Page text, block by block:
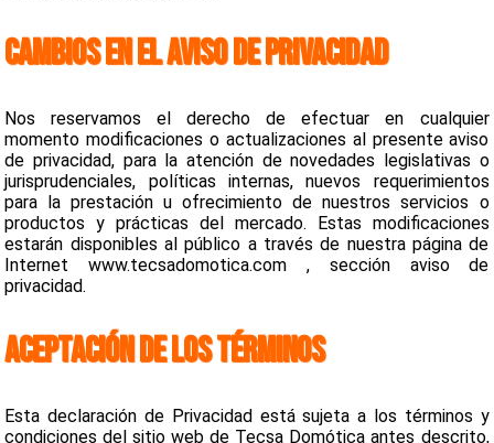
CAMBIOS EN EL AVISO DE PRIVACIDAD
Nos reservamos el derecho de efectuar en cualquier
momento modificaciones o actualizaciones al presente aviso
de privacidad, para la atención de novedades legislativas o
jurisprudenciales, políticas internas, nuevos requerimientos
para la prestación u ofrecimiento de nuestros servicios o
productos y prácticas del mercado. Estas modificaciones
estarán disponibles al público a través de nuestra página de
Internet www.tecsadomotica.com , sección aviso de
privacidad.
ACEPTACIÓN DE LOS TÉRMINOS
Esta declaración de Privacidad está sujeta a los términos y
condiciones del sitio web de Tecsa Domótica antes descrito,